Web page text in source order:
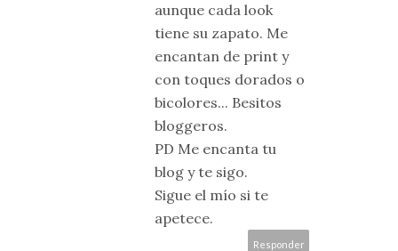
aunque cada look
tiene su zapato. Me
encantan de print y
con toques dorados o
bicolores... Besitos
bloggeros.
PD Me encanta tu
blog y te sigo.
Sigue el mío si te
apetece.
Responder